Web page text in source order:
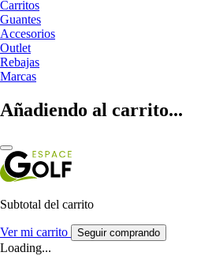
Carritos
Guantes
Accesorios
Outlet
Rebajas
Marcas
Añadiendo al carrito...
Subtotal del carrito
Ver mi carrito Seguir comprando
Loading...